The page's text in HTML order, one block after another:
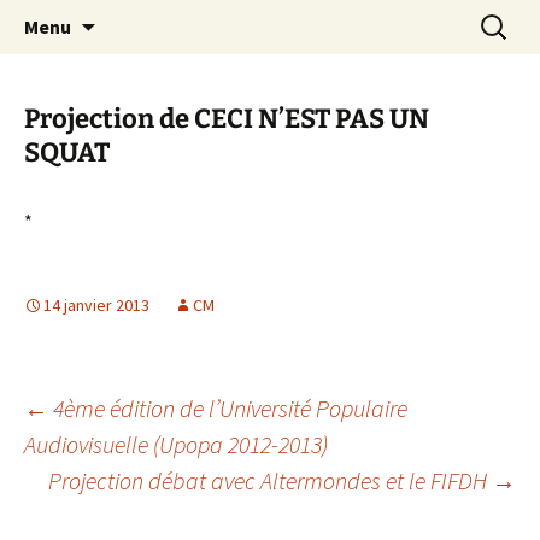
Canal Marches
Menu
Projection de CECI N’EST PAS UN
SQUAT
*
14 janvier 2013 CM
Navigation
des
← 4ème édition de l’Université Populaire
Audiovisuelle (Upopa 2012-2013)
Projection débat avec Altermondes et le FIFDH →